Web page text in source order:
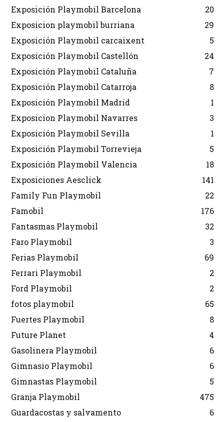
Exposición Playmobil Barcelona
20
Exposicion playmobil burriana
29
Exposición Playmobil carcaixent
5
Exposición Playmobil Castellón
24
Exposición Playmobil Cataluña
7
Exposición Playmobil Catarroja
8
Exposición Playmobil Madrid
1
Exposicion Playmobil Navarres
3
Exposición Playmobil Sevilla
1
Exposición Playmobil Torrevieja
5
Exposición Playmobil Valencia
18
Exposiciones Aesclick
141
Family Fun Playmobil
22
Famobil
176
Fantasmas Playmobil
32
Faro Playmobil
3
Ferias Playmobil
69
Ferrari Playmobil
2
Ford Playmobil
2
fotos playmobil
65
Fuertes Playmobil
8
Future Planet
4
Gasolinera Playmobil
6
Gimnasio Playmobil
6
Gimnastas Playmobil
5
Granja Playmobil
475
Guardacostas y salvamento
6